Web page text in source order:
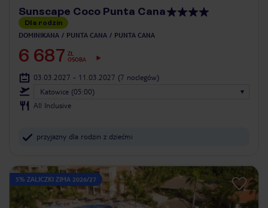
Sunscape Coco Punta Cana
Dla rodzin
DOMINIKANA PUNTA CANA PUNTA CANA
6 687 ZŁ
OSOBA
03.03.2027 - 11.03.2027 (7 noclegów)
Katowice (05:00)
All Inclusive
przyjazny dla rodzin z dziećmi
5% ZALICZKI ZIMA 2026/27